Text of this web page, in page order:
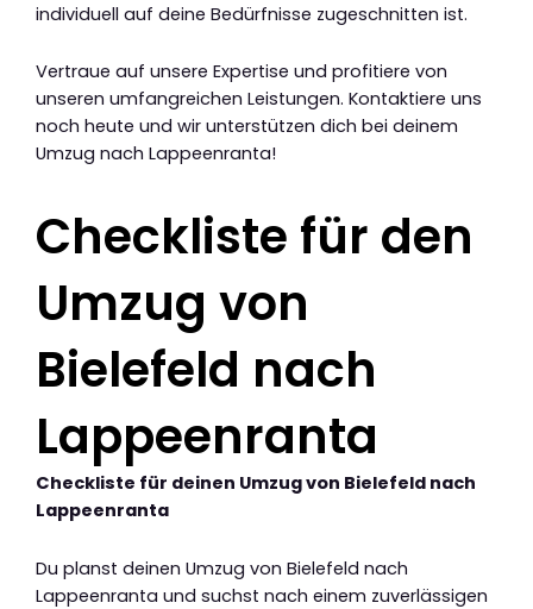
individuell auf deine Bedürfnisse zugeschnitten ist.
Vertraue auf unsere Expertise und profitiere von
unseren umfangreichen Leistungen. Kontaktiere uns
noch heute und wir unterstützen dich bei deinem
Umzug nach Lappeenranta!
Checkliste für den
Umzug von
Bielefeld nach
Lappeenranta
Checkliste für deinen Umzug von Bielefeld nach
Lappeenranta
Du planst deinen Umzug von Bielefeld nach
Lappeenranta und suchst nach einem zuverlässigen